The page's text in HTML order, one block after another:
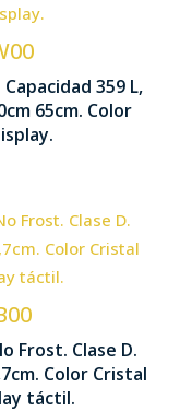
359 L,
65cm. Color
1850 x 600 x
Frost. Clase D.
Color Cristal
táctil.
1902 x